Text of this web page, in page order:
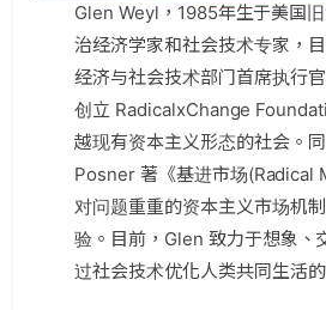
Glen Weyl，1985年生于美国
治经济学家和社会技术专家，
经济与社会技术部门首席执行
创立 RadicalxChange
越现有资本主义形态的社会。
Posner 著《基进市场(Radical
对问题重重的资本主义市场机
验。目前，Glen 致力于想象、
过社会技术优化人类共同生活